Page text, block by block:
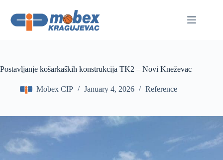
content
Postavljanje košarkaških konstrukcija TK2 – Novi Kneževac
Mobex CIP January 4, 2026 Reference